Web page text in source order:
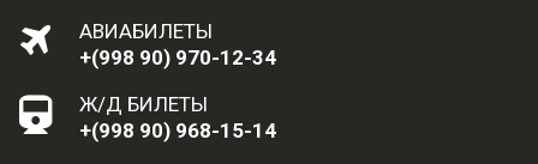
АВИАБИЛЕТЫ
+(998 90) 970-12-34
Ж/Д БИЛЕТЫ
+(998 90) 968-15-14